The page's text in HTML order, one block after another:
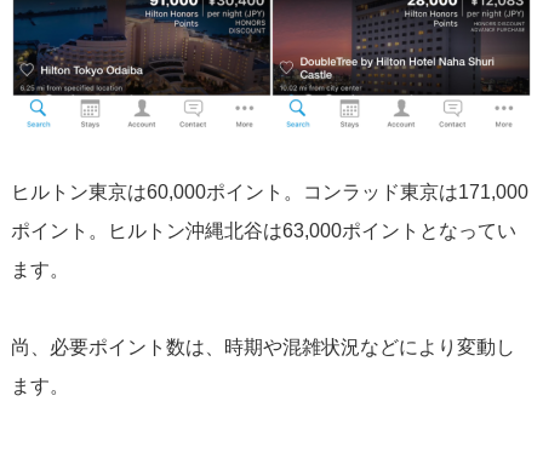
ヒルトン東京は60,000ポイント。コンラッド東京は171,000
ポイント。ヒルトン沖縄北谷は63,000ポイントとなってい
ます。
尚、必要ポイント数は、時期や混雑状況などにより変動し
ます。